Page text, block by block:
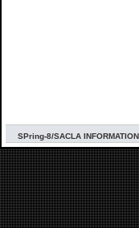
SPring-8/SACLA INFORMATION